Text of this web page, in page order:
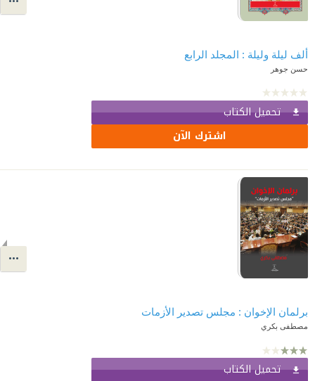
ألف ليلة وليلة : المجلد الرابع
حسن جوهر
تحميل الكتاب
اشترك الآن
برلمان الإخوان : مجلس تصدير الأزمات
مصطفى بكري
تحميل الكتاب